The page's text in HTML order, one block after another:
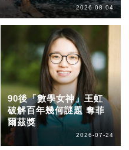
2026-08-04
90後「數學女神」王虹
破解百年幾何謎題 奪菲
爾茲獎
2026-07-24